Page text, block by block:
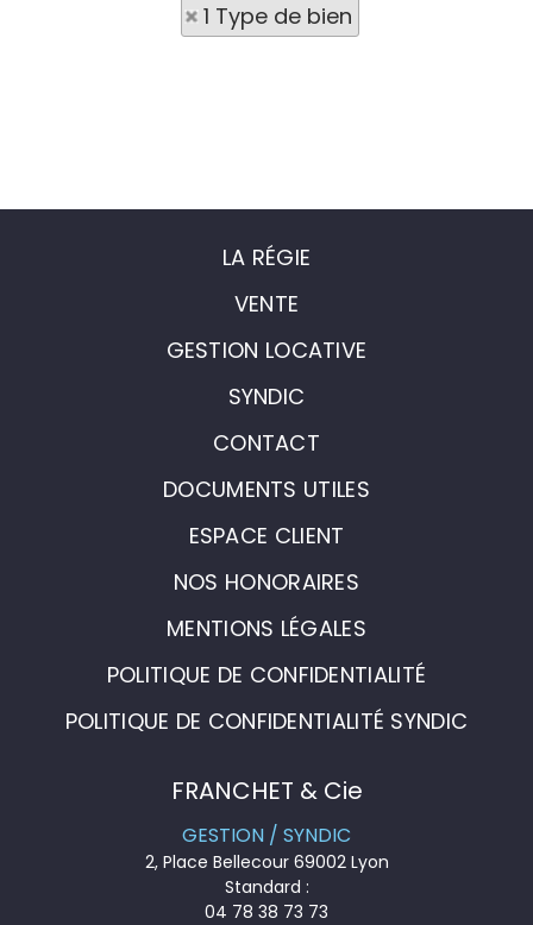
1 Type de bien
LA RÉGIE
VENTE
GESTION LOCATIVE
SYNDIC
CONTACT
DOCUMENTS UTILES
ESPACE CLIENT
NOS HONORAIRES
MENTIONS LÉGALES
POLITIQUE DE CONFIDENTIALITÉ
POLITIQUE DE CONFIDENTIALITÉ SYNDIC
FRANCHET & Cie
GESTION / SYNDIC
2, Place Bellecour 69002 Lyon
Standard :
04 78 38 73 73